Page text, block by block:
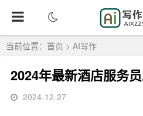
当前位置： 首页 > AI写作
2024年最新酒店服务
2024-12-27